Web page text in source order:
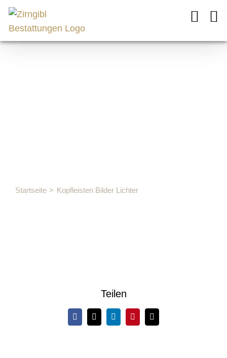
Zum
Startseite Kopfleisten Bilder Lichter
Teilen
Facebook
X LinkedInPinterest
E-
Mail